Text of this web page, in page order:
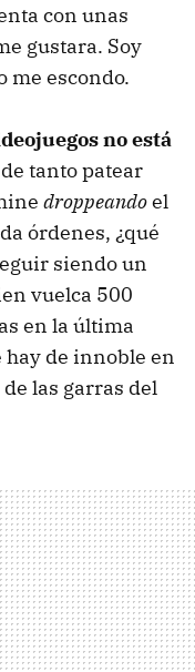
con unas
gustara. Soy
me escondo.
no está
tanto patear
droppeandoel
órdenes, ¿qué
siendo un
vuelca 500
en la última
hay de innoble en
las garras del